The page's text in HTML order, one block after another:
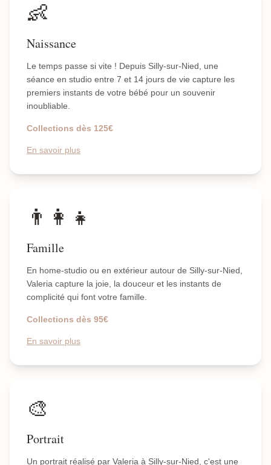
👶
Naissance
Le temps passe si vite ! Depuis Silly-sur-Nied, une
séance en studio entre 7 et 14 jours de vie capture les
premiers instants de votre bébé pour un souvenir
inoubliable.
Collections dès 125€
En savoir plus
👨‍👩‍👧
Famille
En home-studio ou en extérieur autour de Silly-sur-Nied,
Valeria capture la joie, la douceur et les instants de
complicité qui font votre famille.
Collections dès 95€
En savoir plus
🎨
Portrait
Un portrait réalisé par Valeria à Silly-sur-Nied, c'est une